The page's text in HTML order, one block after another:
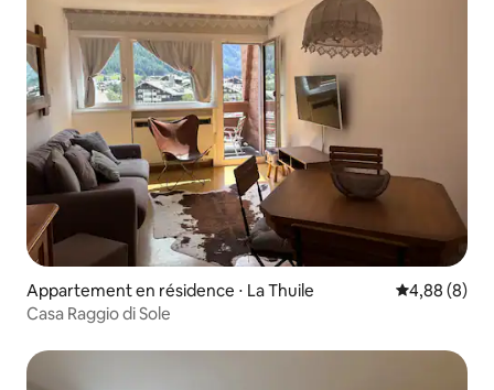
Appartement en résidence ⋅ La Thuile Évaluation
4,88 (8)
Casa Raggio di Sole